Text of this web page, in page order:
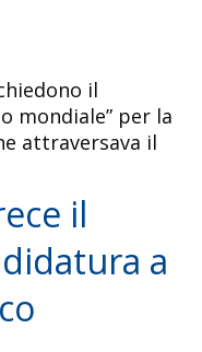
il
mondiale” per la
attraversava il
il
a